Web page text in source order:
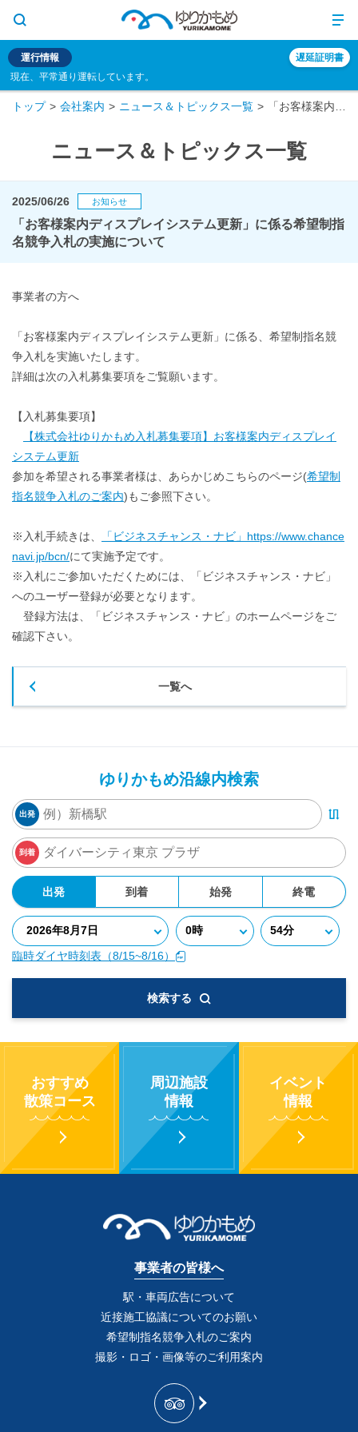
運行情報
現在、平常通り運転しています。
遅延証明書
トップ 会社案内 ニュース＆トピックス一覧
ニュース＆トピックス一覧
2025/06/26 お知らせ
「お客様案内ディスプレイシステム更新」に係る希望制指
名競争入札の実施について
事業者の方へ
「お客様案内ディスプレイシステム更新」に係る、希望制指名競
争入札を実施いたします。
詳細は次の入札募集要項をご覧願います。
【入札募集要項】
【株式会社ゆりかもめ入札募集要項】お客様案内ディスプレイ
システム更新
参加を希望される事業者様は、あらかじめこちらのページ(希望制
指名競争入札のご案内)もご参照下さい。
※入札手続きは、
「ビジネスチャンス・ナビ」https://www.chance
navi.jp/bcn/にて実施予定です。
※入札にご参加いただくためには、「ビジネスチャンス・ナビ」
へのユーザー登録が必要となります。
登録方法は、「ビジネスチャンス・ナビ」のホームページをご
確認下さい。
一覧へ
ゆりかもめ沿線内検索
出発
到着
出発 到着 始発 終電
臨時ダイヤ時刻表（8/15~8/16）
検索する
おすすめ
散策コース
周辺施設
情報
イベント
情報
事業者の皆様へ
駅・車両広告について
近接施工協議についてのお願い
希望制指名競争入札のご案内
撮影・ロゴ・画像等のご利用案内